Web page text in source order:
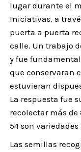
lugar durante el
Iniciativas, a
puerta a puerta
calle. Un trabajo
y fue
que conservaran
estuvieran
La respuesta fue
recolectar más
54 son
Las semillas